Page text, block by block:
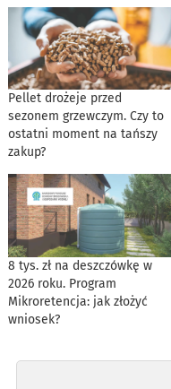
Pellet drożeje przed
sezonem grzewczym. Czy to
ostatni moment na tańszy
zakup?
8 tys. zł na deszczówkę w
2026 roku. Program
Mikroretencja: jak złożyć
wniosek?